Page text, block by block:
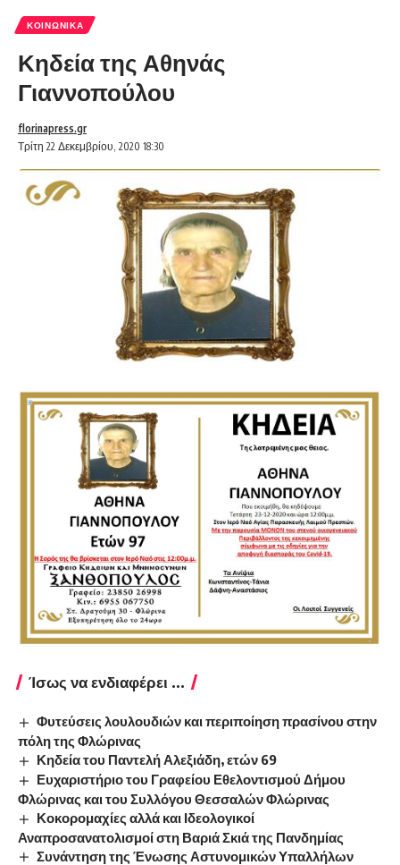
ΚΟΙΝΩΝΙΚΆ
Κηδεία της Αθηνάς
Γιαννοπούλου
Τρίτη 22 Δεκεμβρίου, 2020 18:30
florinapress.gr
Ίσως να ενδιαφέρει ...
Φυτεύσεις λουλουδιών και περιποίηση πρασίνου στην
πόλη της Φλώρινας
Κηδεία του Παντελή Αλεξιάδη, ετών 69
Ευχαριστήριο του Γραφείου Εθελοντισμού Δήμου
Φλώρινας και του Συλλόγου Θεσσαλών Φλώρινας
Κοκορομαχίες αλλά και Ιδεολογικοί
Αναπροσανατολισμοί στη Βαριά Σκιά της Πανδημίας
Συνάντηση της Ένωσης Αστυνομικών Υπαλλήλων